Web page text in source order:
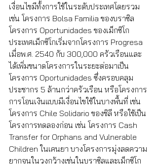
เงื่อนไขมีทั้งการใช้ในระดับประเทศโดยรวม
เช่น โครงการ Bolsa Familia ของบราซิล
โครงการ Oportunidades ของเม็กซิโก
ประเทศเม็กซิโกเริ่มจากโครงการ Progresa
เมื่อพ.ศ. 2540 กับ 300,000 ครัวเรือนและ
ได้เพิ่มขนาดโครงการในระยะต่อมาเป็น
โครงการ Oportunidades ซึ่งครอบคลุม
ประชากร 5 ล้านกว่าครัวเรือน หรือโครงการ
การโอนเงินแบบมีเงื่อนไขใช้ในบางพื้นที่ เช่น
โครงการ Chile Solidario ของชิลี หรือใช้เป็น
โครงการทดลองก่อน เช่น โครงการ Cash
Transfer for Orphans and Vulnerable
Children ในเคนยา บางโครงการมุ่งลดความ
ยากจนในวงกว้างเช่นในบราซิลและเม็กซิโก